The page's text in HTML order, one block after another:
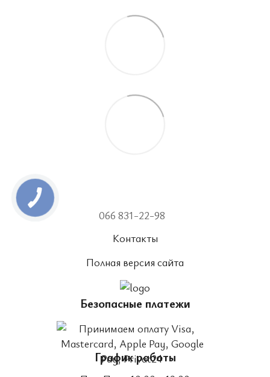
066 831-22-98
Контакты
Полная версия сайта
Безопасные платежи
График работы